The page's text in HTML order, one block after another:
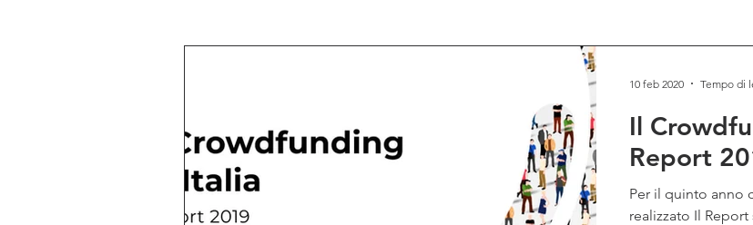
Il
Report
Per il quinto anno
realizzato Il
10 feb 2020 Tempo di